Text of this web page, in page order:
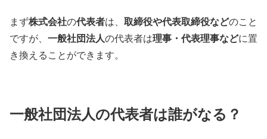
まず株式会社の代表者は、 取締役や代表取締役などのこと
ですが、 一般社団法人の代表者は理事・代表理事などに置
き換えることができます。
一般社団法人の代表者は誰がなる？